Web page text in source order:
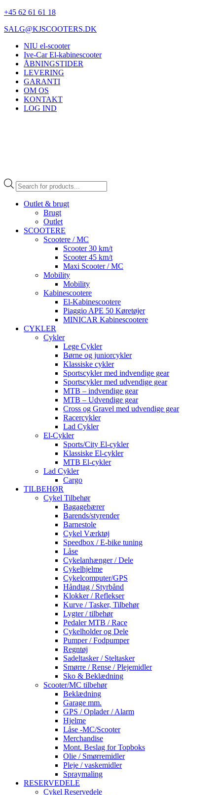
+45 62 61 61 18
SALG@KJSCOOTERS.DK
NIU el-scooter
Ive-Car El-kabinescooter
ÅBNINGSTIDER
LEVERING
GARANTI
OM OS
KONTAKT
LOG IND
Products
search
Outlet & brugt
Brugt
Outlet
SCOOTERE
Scootere / MC
Scooter 30 km/t
Scooter 45 km/t
Maxi Scooter / MC
Mobility
Mobility
Kabinescootere
El-Kabinescootere
Piaggio APE 50 Køretøjer
MINICAR Kabinescootere
CYKLER
Cykler
Lege Cykler
Børne og juniorcykler
Klassiske cykler
Sportscykler med indvendige gear
Sportscykler med udvendige gear
MTB – indvendige gear
MTB – Udvendige gear
Cross og Gravel med udvendige gear
Racercykler
Lad Cykler
El-Cykler
Sports/City El-cykler
Klassiske El-cykler
MTB El-cykler
Lad Cykler
Cargo
TILBEHØR
Cykel Tilbehør
Bagagebærer
Barends/styrender
Barnestole
Cykel Værktøj
Speedbox / E-bike tuning
Låse
Cykelanhænger / Dele
Cykelhjelme
Cykelcomputer/GPS
Håndtag / Styrbånd
Klokker / Reflekser
Kurve / Tasker, Tilbehør
Lygter / tilbehør
Pedaler MTB / Race
Cykelholder og Dele
Pumper / Fodpumper
Regntøj
Sadeltasker / Steltasker
Smørre / Rense / Plejemidler
Sko & Beklædning
Scooter/MC tilbehør
Beklædning
Garage mm.
GPS / Oplader / Alarm
Hjelme
Låse -MC/Scooter
Merchandise
Mont. Beslag for Topboks
Olie / Smørremidler
Pleje / vaskemidler
Spraymaling
RESERVEDELE
Cykel Reservedele